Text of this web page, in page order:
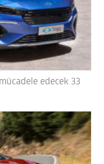
edecek 33